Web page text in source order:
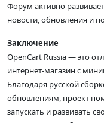
Форум активно
новости, обновления и
Заключение
OpenCart Russia — это
интернет-магазин с
Благодаря русской
обновлениям, проект
запускать и развивать